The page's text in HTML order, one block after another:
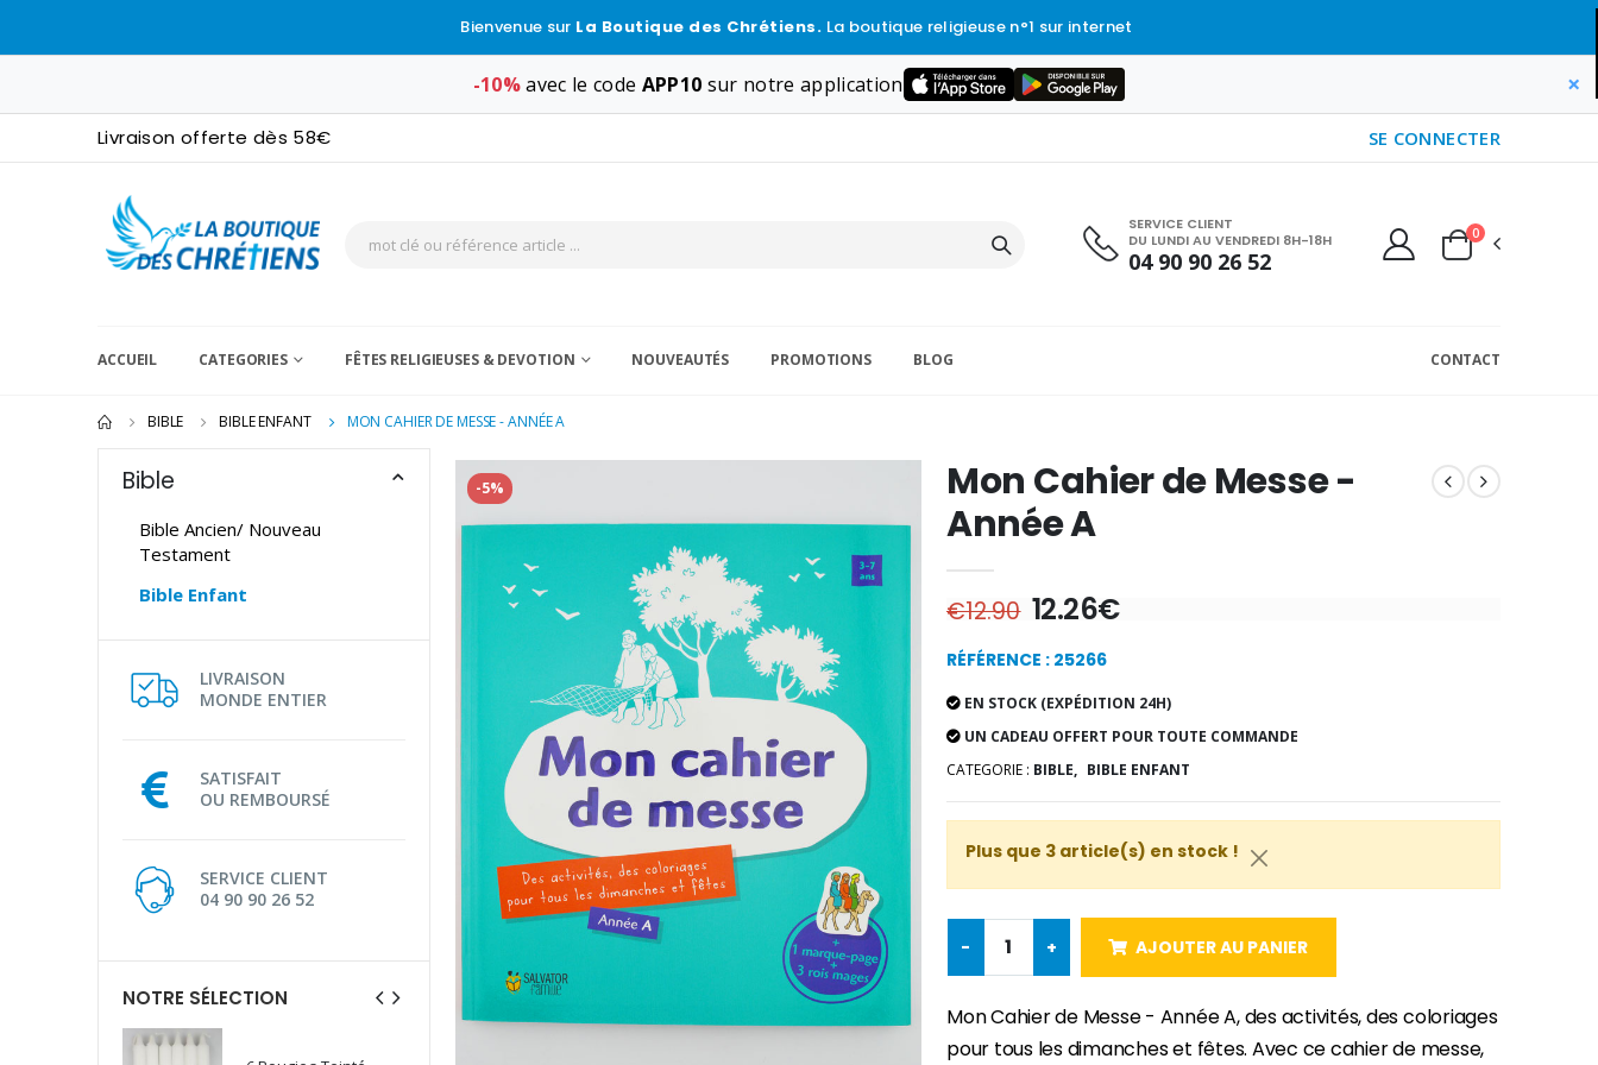
Bienvenue sur La Boutique des Chrétiens. La boutique religieuse n°1 sur internet
-10%avec le code APP10 sur notre application ×
Livraison offerte dès 58€ SE CONNECTER
SERVICE CLIENT
DU LUNDI AU VENDREDI 8H-18H
04 90 90 26 52
0
ACCUEIL CATEGORIES FÊTES RELIGIEUSES & DEVOTION NOUVEAUTÉS PROMOTIONS BLOG CONTACT
BIBLE BIBLE ENFANT MON CAHIER DE MESSE - ANNÉE A
Bible
Bible Ancien/ Nouveau
Testament
Bible Enfant
LIVRAISON
MONDE ENTIER
SATISFAIT
OU REMBOURSÉ
SERVICE CLIENT
04 90 90 26 52
NOTRE SÉLECTION
-30%
-5%
Mon Cahier de Messe -
Année A
€12.90 12.26€
RÉFÉRENCE : 25266
EN STOCK (EXPÉDITION 24H)
UN CADEAU OFFERT POUR TOUTE COMMANDE
CATEGORIE : BIBLE, BIBLE ENFANT
Plus que 3 article(s) en stock !
- + AJOUTER AU PANIER
Mon Cahier de Messe - Année A, des activités, des coloriages
pour tous les dimanches et fêtes. Avec ce cahier de messe,